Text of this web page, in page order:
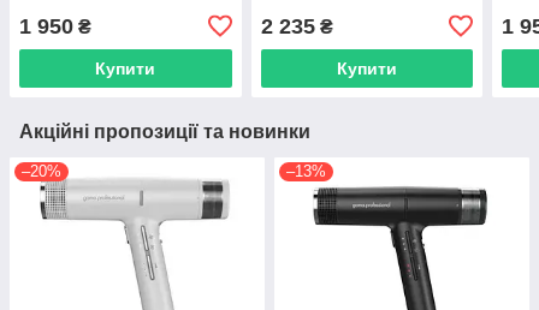
1 950 ₴
Купити
2 235₴
Купити
1
Акційні пропозиції та новинки
–20% –13%